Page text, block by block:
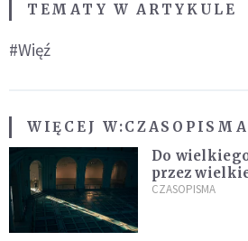
TEMATY W ARTYKULE
#Więź
WIĘCEJ W:CZASOPISMA
Do
przez
CZASOPISMA